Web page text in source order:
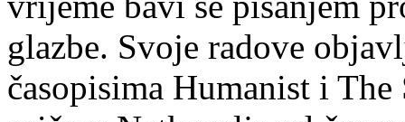
glazbe. Svoje radove
časopisima Humanist i